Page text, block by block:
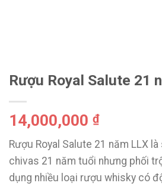
Rượu Royal Salute 21
14,000,000 ₫
Rượu Royal Salute 21 năm LLX
chivas 21 năm tuổi nhưng phối
dụng nhiều loại rượu whisky có